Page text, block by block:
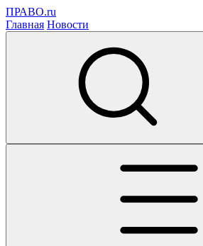
ПРАВО.ru
Главная Новости